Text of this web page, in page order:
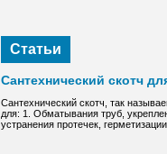
Статьи
Сантехнический скотч
Сантехнический скотч, так
для: 1. Обматывания труб,
устранения протечек,